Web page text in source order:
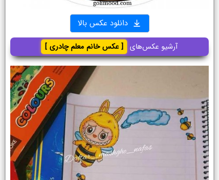
دانلود عکس بالا
آرشیو عکس‌های [ عکس خانم معلم چادری ]